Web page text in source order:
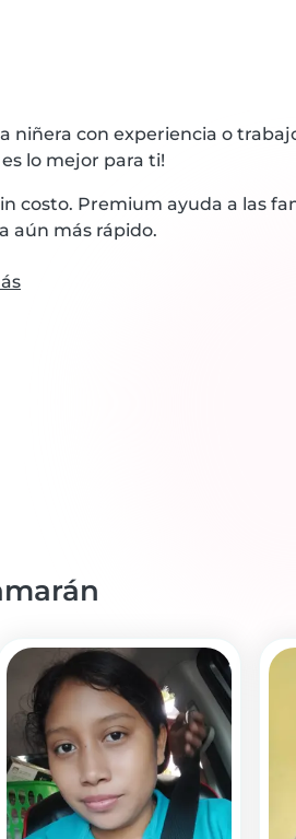
niñera con experiencia o
lo mejor para ti!
costo. Premium ayuda a las
aún más rápido.